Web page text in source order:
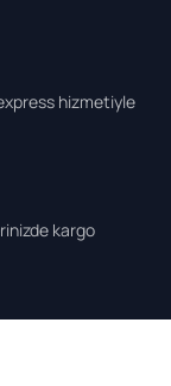
hizmetiyle
kargo